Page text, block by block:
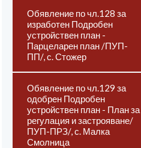
Обявление по чл.128 за
изработен Подробен
устройствен план -
Парцеларен план /ПУП-
ПП/, с. Стожер
Обявление по чл.129 за
одобрен Подробен
устройствен план - План за
регулация и застрояване/
ПУП-ПРЗ/, с. Малка
Смолница